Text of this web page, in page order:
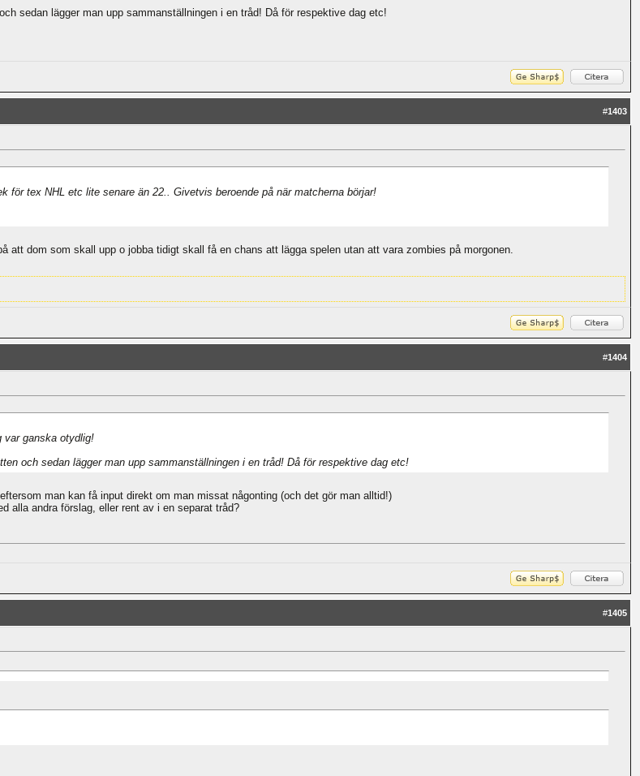
sedan lägger man upp sammanställningen i en tråd! Då för respektive dag etc!
#1403
för tex NHL etc lite senare än 22.. Givetvis beroende på när matcherna börjar!
att dom som skall upp o jobba tidigt skall få en chans att lägga spelen utan att vara zombies på morgonen.
#1404
var ganska otydlig!
och sedan lägger man upp sammanställningen i en tråd! Då för respektive dag etc!
man kan få input direkt om man missat någonting (och det gör man alltid!)
alla andra förslag, eller rent av i en separat tråd?
#1405